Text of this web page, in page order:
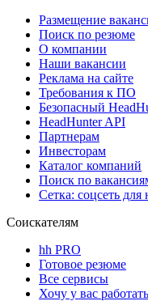
Размещение
Поиск по резюме
О компании
Наши вакансии
Реклама на сайте
Требования к ПО
Безопасный
HeadHunter API
Партнерам
Инвесторам
Каталог компаний
Поиск по
Сетка: соцсеть для
Соискателям
hh PRO
Готовое резюме
Все сервисы
Хочу у вас работать